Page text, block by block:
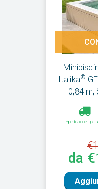
Italika®
0,84 m,
Spedizione
da